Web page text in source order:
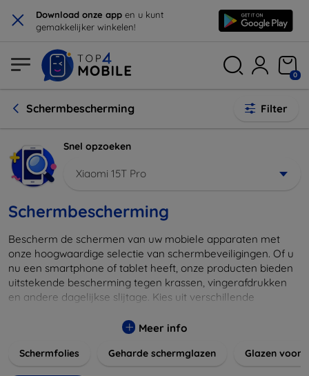
× Download onze app en u kunt
gemakkelijker winkelen!
0
Schermbescherming Filter
Snel opzoeken
Xiaomi 15T Pro
Schermbescherming
Bescherm de schermen van uw mobiele apparaten met
onze hoogwaardige selectie van schermbeveiligingen. Of u
nu een smartphone of tablet heeft, onze producten bieden
uitstekende bescherming tegen krassen, vingerafdrukken
en andere dagelijkse slijtage. Kies uit verschillende
passen bij uw apparaat en uw kijkervaring verbeteren
beïnvloeden. Verleng de levensduur van uw toestel en
Meer info
Schermfolies Geharde schermglazen Glazen voor